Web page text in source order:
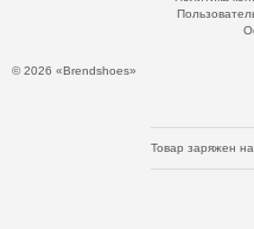
© 2026 «Brendshoes»
Товар заряжен